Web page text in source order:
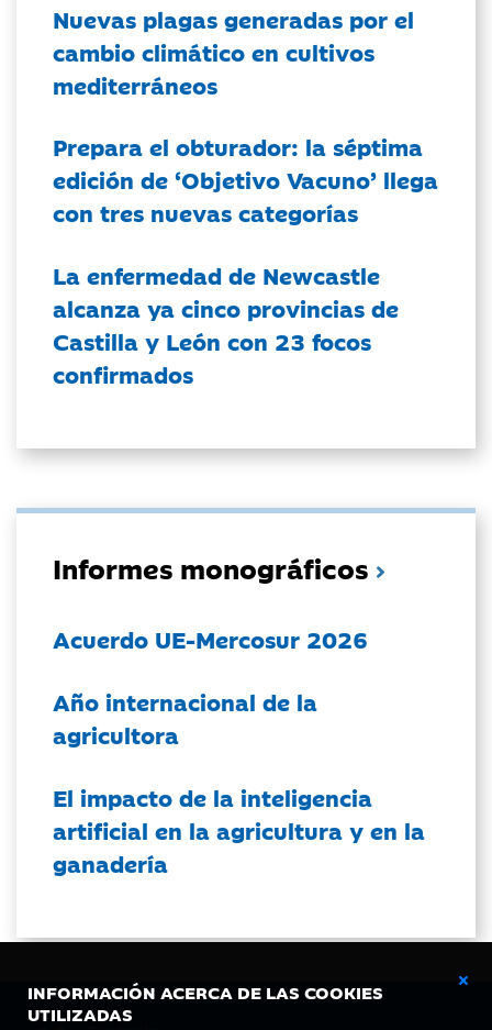
INFORMACIÓN ACERCA DE LAS COOKIES
UTILIZADAS
Nuevas plagas generadas por el
cambio climático en cultivos
mediterráneos
Prepara el obturador: la séptima
edición de ‘Objetivo Vacuno’ llega
con tres nuevas categorías
La enfermedad de Newcastle
alcanza ya cinco provincias de
Castilla y León con 23 focos
confirmados
Informes monográficos
Acuerdo UE-Mercosur 2026
Año internacional de la
agricultora
El impacto de la inteligencia
artificial en la agricultura y en la
ganadería